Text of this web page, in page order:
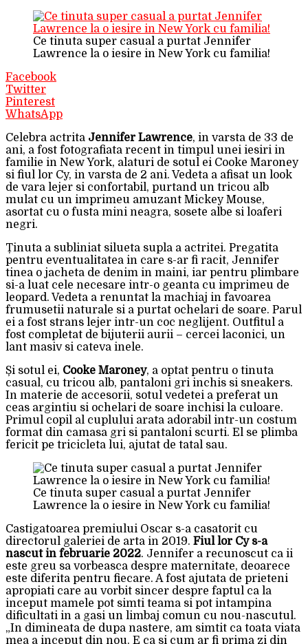
Ce tinuta super casual a purtat Jennifer
Lawrence la o iesire in New York cu familia!
Facebook
Twitter
Pinterest
WhatsApp
Celebra actrita Jennifer Lawrence, in varsta de 33 de
ani, a fost fotografiata recent in timpul unei iesiri in
familie in New York, alaturi de sotul ei Cooke Maroney
si fiul lor Cy, in varsta de 2 ani. Vedeta a afisat un look
de vara lejer si confortabil, purtand un tricou alb
mulat cu un imprimeu amuzant Mickey Mouse,
asortat cu o fusta mini neagra, sosete albe si loaferi
negri.
Ținuta a subliniat silueta supla a actritei. Pregatita
pentru eventualitatea in care s-ar fi racit, Jennifer
tinea o jacheta de denim in maini, iar pentru plimbare
si-a luat cele necesare intr-o geanta cu imprimeu de
leopard. Vedeta a renuntat la machiaj in favoarea
frumusetii naturale si a purtat ochelari de soare. Parul
ei a fost strans lejer intr-un coc neglijent. Outfitul a
fost completat de bijuterii aurii – cercei laconici, un
lant masiv si cateva inele.
Și sotul ei, Cooke Maroney, a optat pentru o tinuta
casual, cu tricou alb, pantaloni gri inchis si sneakers.
In materie de accesorii, sotul vedetei a preferat un
ceas argintiu si ochelari de soare inchisi la culoare.
Primul copil al cuplului arata adorabil intr-un costum
format din camasa gri si pantaloni scurti. El se plimba
fericit pe tricicleta lui, ajutat de tatal sau.
Ce tinuta super casual a purtat Jennifer
Lawrence la o iesire in New York cu familia!
Castigatoarea premiului Oscar s-a casatorit cu
directorul galeriei de arta in 2019. Fiul lor Cy s-a
nascut in februarie 2022. Jennifer a recunoscut ca ii
este greu sa vorbeasca despre maternitate, deoarece
este diferita pentru fiecare. A fost ajutata de prieteni
apropiati care au vorbit sincer despre faptul ca la
inceput mamele pot simti teama si pot intampina
dificultati in a gasi un limbaj comun cu nou-nascutul.
„In dimineata de dupa nastere, am simtit ca toata viata
mea a inceput din nou. E ca si cum ar fi prima zi din